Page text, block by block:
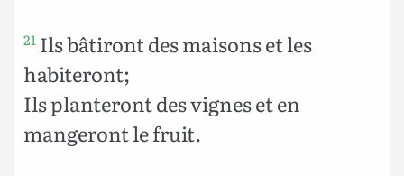
21 Ils bâtiront des maisons et les
habiteront;
Ils planteront des vignes et en
mangeront le fruit.